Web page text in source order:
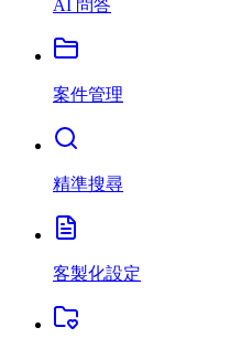
AI 問答
案件管理
精準搜尋
客製化設定